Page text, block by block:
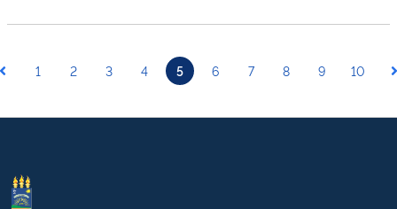
1 2 3 4 5 6 7 8 9 10